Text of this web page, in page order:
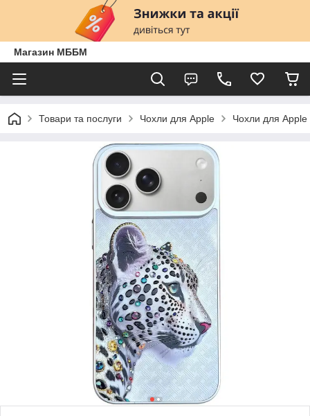
Магазин МББМ
Товари та послуги Чохли для Apple Чохли для Apple